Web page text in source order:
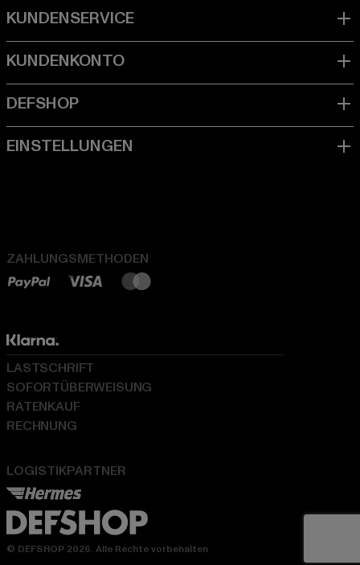
ZAHLUNGSMETHODEN
LOGISTIKPARTNER
LASTSCHRIFT
SOFORTÜBERWEISUNG
RATENKAUF
RECHNUNG
© DEFSHOP 2026. Alle Rechte vorbehalten